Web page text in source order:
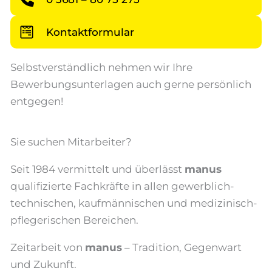
Kontaktformular
Selbstverständlich nehmen wir Ihre
Bewerbungsunterlagen auch gerne persönlich
entgegen!
Sie suchen Mitarbeiter?
Seit 1984 vermittelt und überlässt manus
qualifizierte Fachkräfte in allen gewerblich-
technischen, kaufmännischen und medizinisch-
pflegerischen Bereichen.
Zeitarbeit von manus – Tradition, Gegenwart
und Zukunft.